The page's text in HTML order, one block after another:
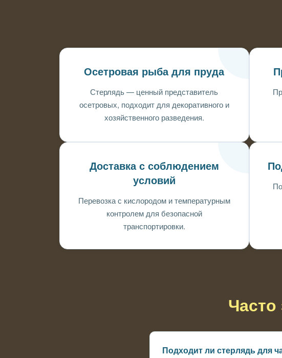
Осетровая рыба для пруда
Стерлядь — ценный представитель
осетровых, подходит для декоративного и
хозяйственного разведения.
Доставка с соблюдением
условий
Перевозка с кислородом и температурным
контролем для безопасной
транспортировки.
Подходит ли стерлядь для